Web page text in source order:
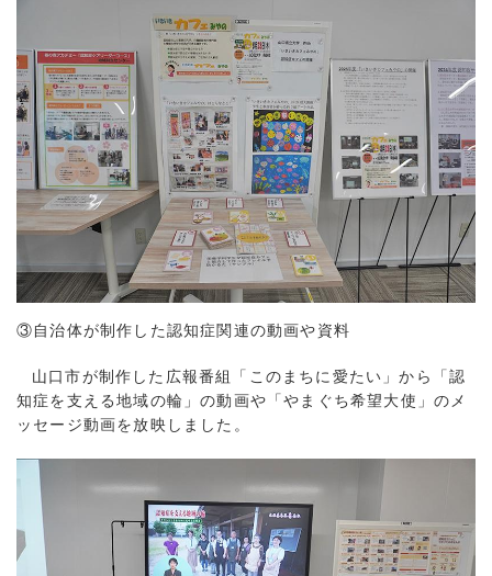
③自治体が制作した認知症関連の動画や資料
山口市が制作した広報番組「このまちに愛たい」から「認
知症を支える地域の輪」の動画や「やまぐち希望大使」のメ
ッセージ動画を放映しました。